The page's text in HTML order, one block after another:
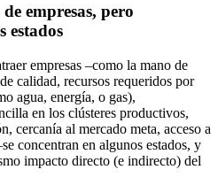
empresas, pero
estados
empresas –como la mano de
calidad, recursos requeridos por
agua, energía, o gas),
en los clústeres productivos,
cercanía al mercado meta, acceso a
concentran en algunos estados, y
impacto directo (e indirecto) del